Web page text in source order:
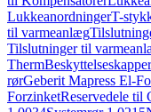
LukkeanordningerT-
til varmeanlæg
Tilslutninger til
Therm
rørGeberit Mapress El-
ForzinketReservedele til